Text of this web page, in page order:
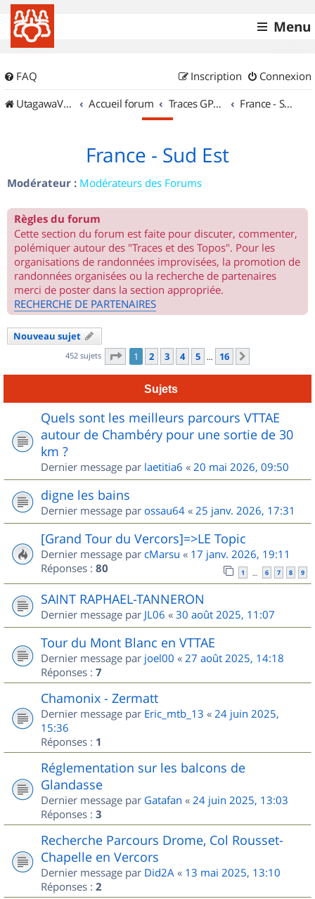
Menu
FAQ Connexion
Inscription
UtagawaVTT (Randos VTT et VTTAE avec traces GPS)
Accueil forum Traces GPS de randos VTT France - Sud Est
France - Sud Est
Modérateur : Modérateurs des Forums
Règles du forum
Cette section du forum est faite pour discuter, commenter,
polémiquer autour des "Traces et des Topos". Pour les
organisations de randonnées improvisées, la promotion de
randonnées organisées ou la recherche de partenaires
merci de poster dans la section appropriée.
RECHERCHE DE PARTENAIRES
Nouveau sujet
452 sujets Page 1sur
1 2 3 4 5 … 16
Sujets
Quels sont les meilleurs parcours VTTAE
autour de Chambéry pour une sortie de 30
km ?
Dernier message par laetitia6 « 20 mai 2026, 09:50
digne les bains
Dernier message par ossau64 « 25 janv. 2026, 17:31
[Grand Tour du Vercors]=>LE Topic
Dernier message par cMarsu « 17 janv. 2026, 19:11
Réponses : 80 1 … 6 7 8 9
SAINT RAPHAEL-TANNERON
Dernier message par JL06 « 30 août 2025, 11:07
Tour du Mont Blanc en VTTAE
Dernier message par joel00 « 27 août 2025, 14:18
Réponses : 7
Chamonix - Zermatt
Dernier message par Eric_mtb_13 « 24 juin 2025,
15:36
Réponses : 1
Réglementation sur les balcons de
Glandasse
Dernier message par Gatafan « 24 juin 2025, 13:03
Réponses : 3
Recherche Parcours Drome, Col Rousset-
Chapelle en Vercors
Dernier message par Did2A « 13 mai 2025, 13:10
Réponses : 2